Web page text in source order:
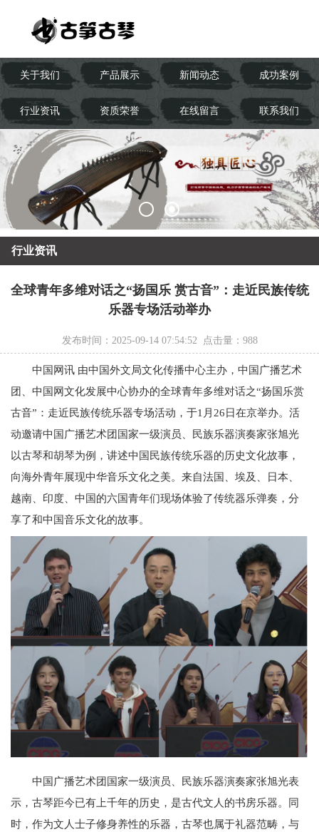
关于我们 产品展示 新闻动态 成功案例
行业资讯 资质荣誉 在线留言 联系我们
行业资讯
全球青年多维对话之“扬国乐 赏古音”：走近民族传统
乐器专场活动举办
发布时间：2025-09-14 07:54:52 点击量： 988
中国网讯 由中国外文局文化传播中心主办，中国广播艺术
团、中国网文化发展中心协办的全球青年多维对话之“扬国乐赏
古音”：走近民族传统乐器专场活动，于1月26日在京举办。活
动邀请中国广播艺术团国家一级演员、民族乐器演奏家张旭光
以古琴和胡琴为例，讲述中国民族传统乐器的历史文化故事，
向海外青年展现中华音乐文化之美。来自法国、埃及、日本、
越南、印度、中国的六国青年们现场体验了传统器乐弹奏，分
享了和中国音乐文化的故事。
中国广播艺术团国家一级演员、民族乐器演奏家张旭光表
示，古琴距今已有上千年的历史，是古代文人的书房乐器。同
时，作为文人士子修身养性的乐器，古琴也属于礼器范畴，与